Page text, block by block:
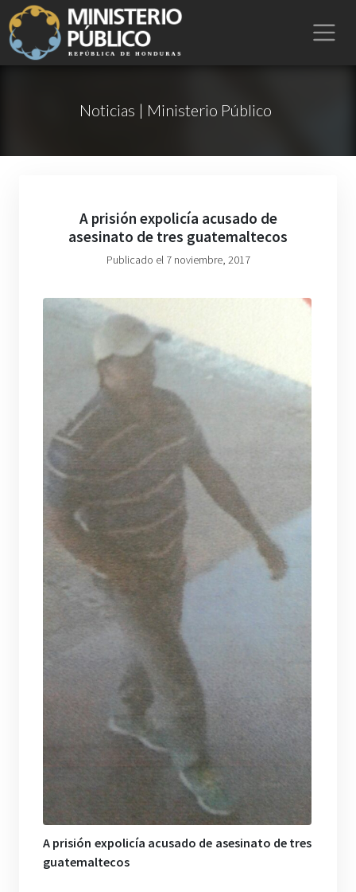
Noticias | Ministerio Público
A prisión expolicía acusado de
asesinato de tres guatemaltecos
Publicado el 7 noviembre, 2017
A prisión expolicía acusado de asesinato de tres
guatemaltecos